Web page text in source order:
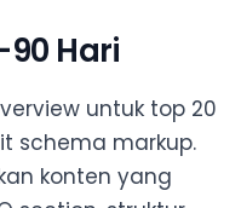
Hari
untuk top 20
schema markup.
konten yang